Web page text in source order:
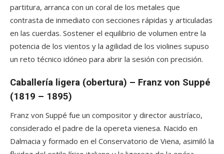
partitura, arranca con un coral de los metales que
contrasta de inmediato con secciones rápidas y articuladas
en las cuerdas. Sostener el equilibrio de volumen entre la
potencia de los vientos y la agilidad de los violines supuso
un reto técnico idóneo para abrir la sesión con precisión.
Caballería ligera (obertura) – Franz von Suppé
(1819 – 1895)
Franz von Suppé fue un compositor y director austríaco,
considerado el padre de la opereta vienesa. Nacido en
Dalmacia y formado en el Conservatorio de Viena, asimiló la